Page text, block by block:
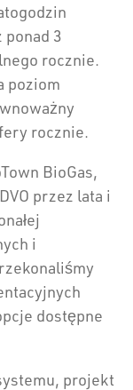
3
rocznie.
poziom
rocznie.
BioGas,
przez lata i
i
dostępne
projekt